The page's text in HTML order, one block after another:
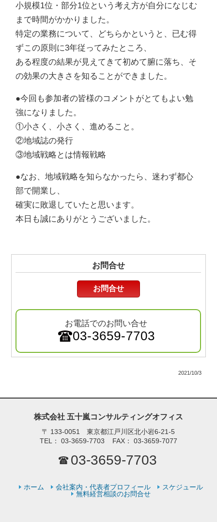
小規模1位・部分1位という考え方が自分になじむ
まで時間がかかりました。
特定の業務について、どちらかというと、已む得
ずこの原則に3年従ってみたところ、
ある程度の結果が見えてきて初めて腑に落ち、そ
の効果の大きさを知ることができました。
●今回も参加者の皆様のコメントがとてもよい勉
強になりました。
①小さく、小さく、進めること。
②地域誌の発行
③地域戦略とは情報戦略
●なお、地域戦略を知らなかったら、迷わず都心
部で開業し、
確実に敗退していたと思います。
本日も誠にありがとうございました。
お問合せ
お問合せ
お電話でのお問い合せ
03-3659-7703
2021/10/3
株式会社 五十嵐コンサルティングオフィス
〒 133-0051 東京都江戸川区北小岩6-21-5
TEL：
03-3659-7703 FAX： 03-3659-7077
03-3659-7703
ホーム 会社案内・代表者プロフィール
スケジュール
無料経営相談のお問合せ